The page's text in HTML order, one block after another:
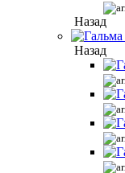
Назад
Назад